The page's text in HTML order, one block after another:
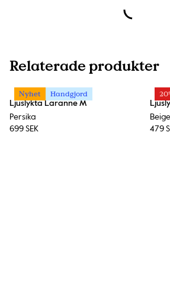
Relaterade produkter
Nyhet Handgjord
Ljuslykta Laranne M
Persika
699 SEK
479